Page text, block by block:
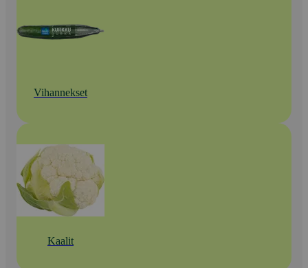
Vihannekset
Kaalit